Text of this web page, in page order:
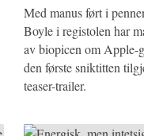
Med manus ført i
Boyle i registolen har
av biopicen om Apple-
den første sniktitten
teaser-trailer.